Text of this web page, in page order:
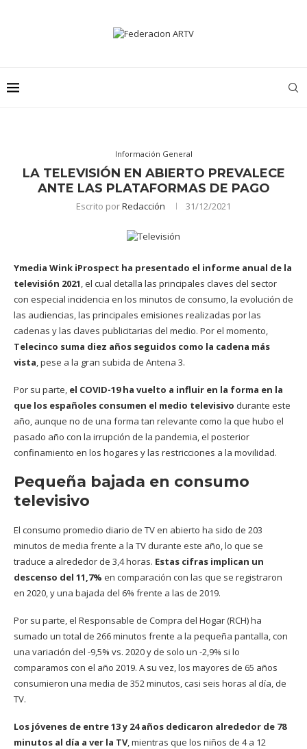
Información General
LA TELEVISIÓN EN ABIERTO PREVALECE
ANTE LAS PLATAFORMAS DE PAGO
Escrito porRedacción 31/12/2021
Ymedia Wink iProspect ha presentado el informe anual de la
televisión 2021, el cual detalla las principales claves del sector
con especial incidencia en los minutos de consumo, la evolución de
las audiencias, las principales emisiones realizadas por las
cadenas y las claves publicitarias del medio. Por el momento,
Telecinco suma diez años seguidos como la cadena más
vista, pese a la gran subida de Antena 3.
Por su parte, el COVID-19 ha vuelto a influir en la forma en la
que los españoles consumen el medio televisivo durante este
año, aunque no de una forma tan relevante como la que hubo el
pasado año con la irrupción de la pandemia, el posterior
confinamiento en los hogares y las restricciones a la movilidad.
Pequeña bajada en consumo
televisivo
El consumo promedio diario de TV en abierto ha sido de 203
minutos de media frente a la TV durante este año, lo que se
traduce a alrededor de 3,4 horas. Estas cifras implican un
descenso del 11,7% en comparación con las que se registraron
en 2020, y una bajada del 6% frente a las de 2019.
Por su parte, el Responsable de Compra del Hogar (RCH) ha
sumado un total de 266 minutos frente a la pequeña pantalla, con
una variación del -9,5% vs. 2020 y de solo un -2,9% si lo
comparamos con el año 2019. A su vez, los mayores de 65 años
consumieron una media de 352 minutos, casi seis horas al día, de
TV.
Los jóvenes de entre 13 y 24 años dedicaron alrededor de 78
minutos al día a ver la TV, mientras que los niños de 4 a 12